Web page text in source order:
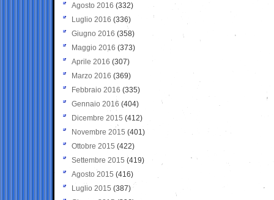
Agosto 2016 (332)
Luglio 2016 (336)
Giugno 2016 (358)
Maggio 2016 (373)
Aprile 2016 (307)
Marzo 2016 (369)
Febbraio 2016 (335)
Gennaio 2016 (404)
Dicembre 2015 (412)
Novembre 2015 (401)
Ottobre 2015 (422)
Settembre 2015 (419)
Agosto 2015 (416)
Luglio 2015 (387)